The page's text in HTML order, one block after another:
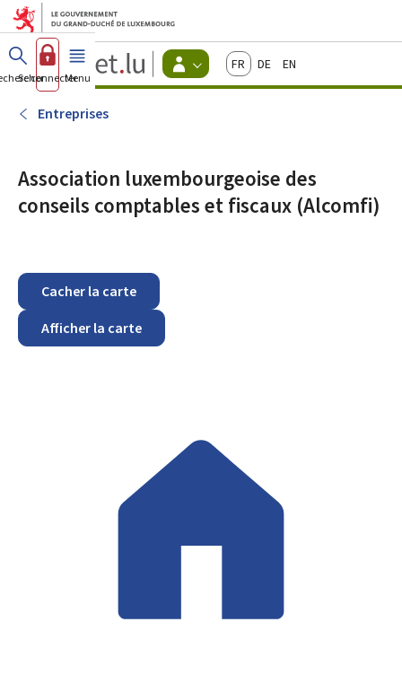
Aller au menu principal
Aller au contenu
Guichet.lu
Changer
d'espace
FrançaisDeutschEnglish
Se connecterMenu principal
Entreprises
Association luxembourgeoise des
conseils comptables et fiscaux (Alcomfi)
Cacher la carte
Afficher la carte